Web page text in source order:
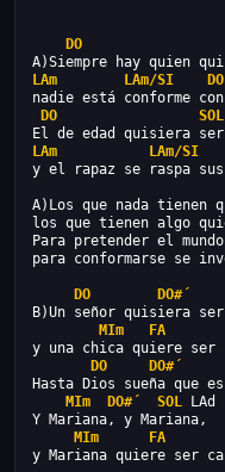
DO
A)Siempre hay quien
LAm
LAm/SI DO
nadie está conforme
DO
SOL
El de edad quisiera
LAm
LAm/SI
y el rapaz se raspa
A)Los que nada tienen
los que tienen algo
Para pretender el
para conformarse se
DO DO#´
B)Un señor quisiera
MIm
FA
y una chica quiere ser
DO
DO#´
Hasta Dios sueña que
MIm
DO#´ SOL LAd
Y Mariana, y Mariana,
MIm
FA
y Mariana quiere ser